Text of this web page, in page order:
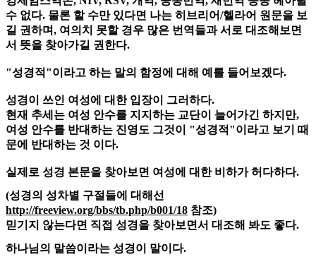
수 없다. 물론 할 수만 있다면 나는 히브리어/헬라어 원문을 보
길 권하며, 여의치 못할 경우 많은 번역들과 서로 대조해보면
서 뜻을 찾아가길 권한다.
"성경적"이라고 하는 말의 함정에 대해 예를 들어보겠다.
성경이 쓰인 여성에 대한 입장이 그러하다.
현재 추세는 여성 안수를 지지하는 교단이 늘어가긴 하지만,
여성 안수를 반대하는 진영도 그것이 "성경적"이라고 보기 때
문에 반대하는 것 이다.
실제로 성경 본문을 찾아보면 여성에 대한 비하가 허다하다.
(성경의 성차별 구절들에 대해선
http://freeview.org/bbs/tb.php/b001/18 참조)
믿기지 않는다면 직접 성경을 찾아보면서 대조해 봐도 좋다.
하나님의 말씀이라는 성경이 말이다.